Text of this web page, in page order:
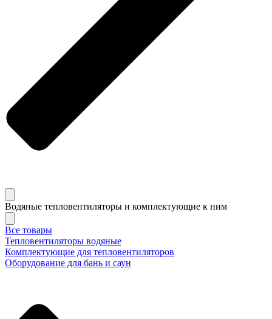
Водяные тепловентиляторы и комплектующие к ним
Все товары
Тепловентиляторы водяные
Комплектующие для тепловентиляторов
Оборудование для бань и саун